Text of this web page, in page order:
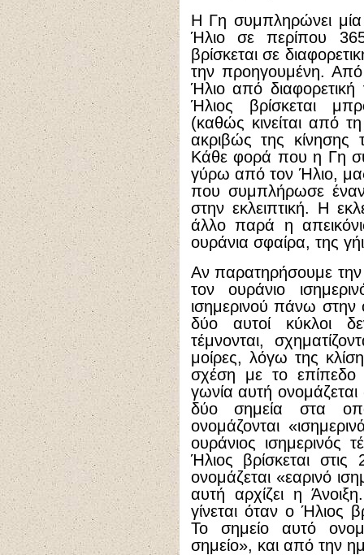
Η Γη συμπληρώνει
Ήλιο σε περίπου
βρίσκεται σε
την προηγουμένη. Από
Ήλιο από διαφορετική
Ήλιος βρίσκεται
(καθώς κινείται από
ακριβώς της
Κάθε φορά που η Γη
γύρω από τον Ήλιο,
που συμπλήρωσε
στην εκλειπτική. Η
άλλο παρά η
ουράνια σφαίρα, της
Αν παρατηρήσουμε την
τον ουράνιο
ισημερινού πάνω στην
δύο αυτοί κύκλοι
τέμνονται,
μοίρες, λόγω της
σχέση με το επίπεδο
γωνία αυτή ονομάζεται
δύο σημεία στα
ονομάζονται
ουράνιος ισημερινός
Ήλιος βρίσκεται
ονομάζεται «εαρινό
αυτή αρχίζει η
γίνεται όταν ο Ήλιος
Το σημείο αυτό
σημείο», και από την